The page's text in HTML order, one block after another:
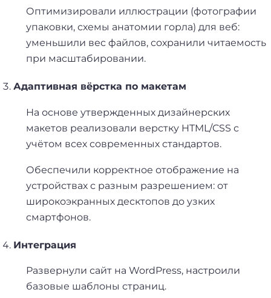
Оптимизировали иллюстрации (фотографии
упаковки, схемы анатомии горла) для веб:
уменьшили вес файлов, сохранили читаемость
при масштабировании.
Адаптивная вёрстка по макетам
На основе утвержденных дизайнерских
макетов реализовали верстку HTML/CSS с
учётом всех современных стандартов.
Обеспечили корректное отображение на
устройствах с разным разрешением: от
широкоэкранных десктопов до узких
смартфонов.
Интеграция
Развернули сайт на WordPress, настроили
базовые шаблоны страниц.